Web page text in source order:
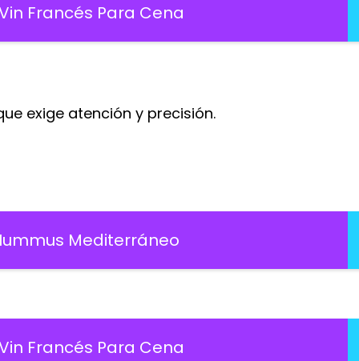
Francés Para Cena
exige atención y precisión.
Mediterráneo
Francés Para Cena